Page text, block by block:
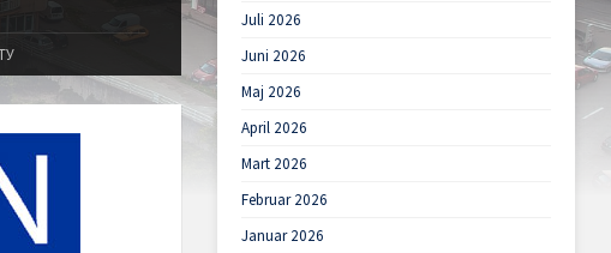
Juli 2026
Juni 2026
Maj 2026
April 2026
Mart 2026
Februar 2026
Januar 2026